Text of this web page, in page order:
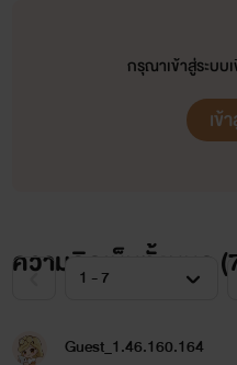
กรุณาเข้าสู่ระบบ
เข้
ความคิดเห็นทั้งหมด (
Guest_1.46.160.164